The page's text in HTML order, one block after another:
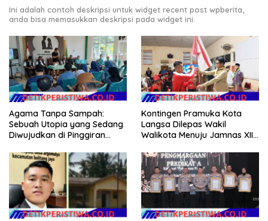
Ini adalah contoh deskripsi untuk widget recent post wpberita,
anda bisa memasukkan deskripsi pada widget ini.
Agama Tanpa Sampah:
Sebuah Utopia yang Sedang
Diwujudkan di Pinggiran
Kontingen Pramuka Kota
Langsa Dilepas Wakil
Walikota Menuju Jamnas XII